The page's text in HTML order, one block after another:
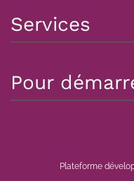
Services
Pour
Plateforme